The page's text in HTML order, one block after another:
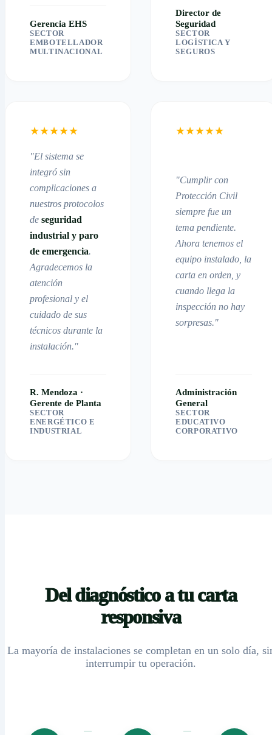
Gerencia EHS
SECTOR
EMBOTELLADOR
MULTINACIONAL
Director de
Seguridad
SECTOR
LOGÍSTICA Y
SEGUROS
★★★★★
"El sistema se
integró sin
complicaciones a
nuestros protocolos
de seguridad
industrial y paro
de emergencia.
Agradecemos la
atención
profesional y el
cuidado de sus
técnicos durante la
instalación."
R. Mendoza ·
Gerente de Planta
SECTOR
ENERGÉTICO E
INDUSTRIAL
★★★★★
"Cumplir con
Protección Civil
siempre fue un
tema pendiente.
Ahora tenemos el
equipo instalado, la
carta en orden, y
cuando llega la
inspección no hay
sorpresas."
Administración
General
SECTOR
EDUCATIVO
CORPORATIVO
Del diagnóstico a tu carta
responsiva
La mayoría de instalaciones se completan en un solo día,
interrumpir tu operación.